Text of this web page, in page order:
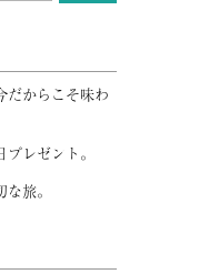
だからこそ味わ
レゼント。
旅。